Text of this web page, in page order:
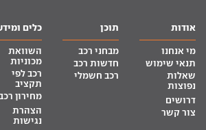
אודות
מי אנחנו
תנאי שימוש
שאלות
נפוצות
דרושים
צור קשר
תוכן
מבחני רכב
חדשות רכב
רכב חשמלי
כלים
השוואת
מכוניות
רכב לפי
תקציב
מחירון
הצהרת
נגישות